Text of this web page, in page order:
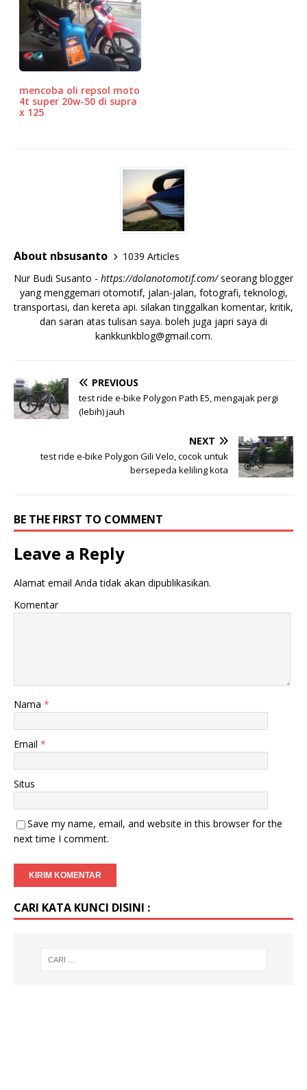
mencoba oli repsol moto
4t super 20w-50 di supra
x 125
About nbsusanto
1039 Articles
Nur Budi Susanto - https://dolanotomotif.com/seorang blogger
yang menggemari otomotif, jalan-jalan, fotografi, teknologi,
transportasi, dan kereta api. silakan tinggalkan komentar, kritik,
dan saran atas tulisan saya. boleh juga japri saya di
kankkunkblog@gmail.com.
PREVIOUS
test ride e-bike Polygon Path E5, mengajak pergi
(lebih) jauh
NEXT
test ride e-bike Polygon Gili Velo, cocok untuk
bersepeda keliling kota
BE THE FIRST TO COMMENT
Leave a Reply
Alamat email Anda tidak akan dipublikasikan.
Komentar
Nama *
Email *
Situs
Save my name, email, and website in this browser for the
next time I comment.
CARI KATA KUNCI DISINI :